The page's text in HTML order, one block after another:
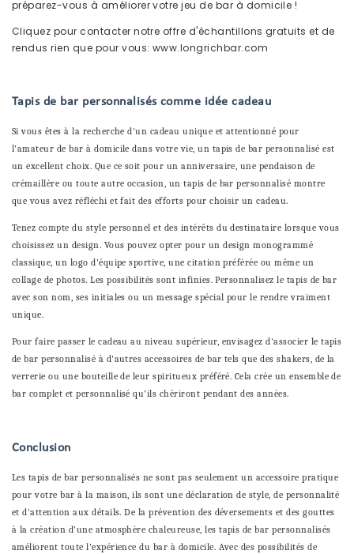
préparez-vous à améliorer votre jeu de bar à domicile !
Cliquez pour contacter notre offre d'échantillons gratuits et de
rendus rien que pour vous: www.longrichbar.com
Tapis de bar personnalisés comme idée cadeau
Si vous êtes à la recherche d'un cadeau unique et attentionné pour
l'amateur de bar à domicile dans votre vie, un tapis de bar personnalisé est
un excellent choix. Que ce soit pour un anniversaire, une pendaison de
crémaillère ou toute autre occasion, un tapis de bar personnalisé montre
que vous avez réfléchi et fait des efforts pour choisir un cadeau.
Tenez compte du style personnel et des intérêts du destinataire lorsque vous
choisissez un design. Vous pouvez opter pour un design monogrammé
classique, un logo d'équipe sportive, une citation préférée ou même un
collage de photos. Les possibilités sont infinies. Personnalisez le tapis de bar
avec son nom, ses initiales ou un message spécial pour le rendre vraiment
unique.
Pour faire passer le cadeau au niveau supérieur, envisagez d'associer le tapis
de bar personnalisé à d'autres accessoires de bar tels que des shakers, de la
verrerie ou une bouteille de leur spiritueux préféré. Cela crée un ensemble de
bar complet et personnalisé qu'ils chériront pendant des années.
Conclusion
Les tapis de bar personnalisés ne sont pas seulement un accessoire pratique
pour votre bar à la maison, ils sont une déclaration de style, de personnalité
et d'attention aux détails. De la prévention des déversements et des gouttes
à la création d'une atmosphère chaleureuse, les tapis de bar personnalisés
améliorent toute l'expérience du bar à domicile. Avec des possibilités de